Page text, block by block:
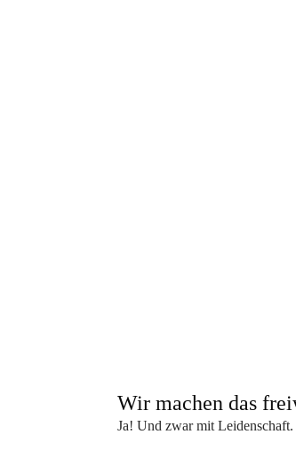
Wir machen das
Ja! Und zwar mit Leidenschaft.